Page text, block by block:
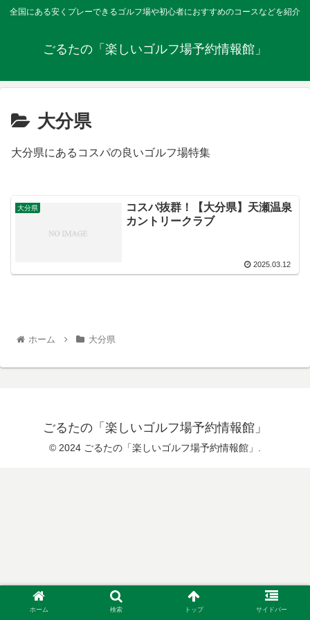
全国にある安くプレーできるゴルフ場や初心者におすすめのコースなどを紹介
ごるたの「楽しいゴルフ場予約情報館」
大分県
大分県にあるコスパの良いゴルフ場特集
大分県
コスパ抜群！【大分県】天瀬温泉
カントリークラブ
2025.03.12
ホーム 大分県
ごるたの「楽しいゴルフ場予約情報館」
© 2024 ごるたの「楽しいゴルフ場予約情報館」.
ホーム 検索 トップ サイドバー